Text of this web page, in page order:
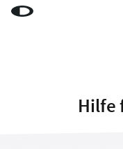
LaunchBarHilfe